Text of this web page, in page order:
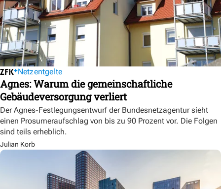
Netzentgelte
Agnes: Warum die gemeinschaftliche
Gebäudeversorgung verliert
Der Agnes-Festlegungsentwurf der Bundesnetzagentur sieht
einen Prosumeraufschlag von bis zu 90 Prozent vor. Die Folgen
sind teils erheblich.
Julian Korb